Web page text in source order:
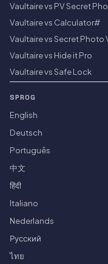
Vaultaire vs PV Secret
Vaultaire vs Calculator#
Vaultaire vs Secret Photo
Vaultaire vs Hide it Pro
Vaultaire vs Safe Lock
SPROG
English
Deutsch
Português
中文
हिंदी
Italiano
Nederlands
Русский
ไทย